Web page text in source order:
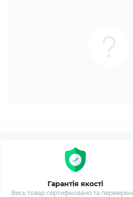
Гарантія якості
Весь товар сертифіковано та